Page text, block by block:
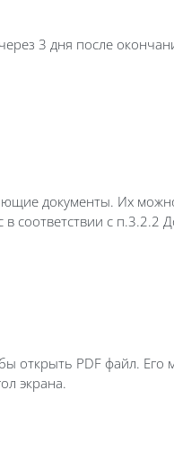
3 дня после
документы. Их
соответствии с п.3.2.2
открыть PDF файл.
экрана.